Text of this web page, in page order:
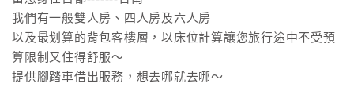
房
HOT
特
我們有一般雙人房、四人房及六人房
以及最划算的背包客樓層，以床位計算讓您旅行途中不受預
算限制又住得舒服～
提供腳踏車借出服務，想去哪就去哪～